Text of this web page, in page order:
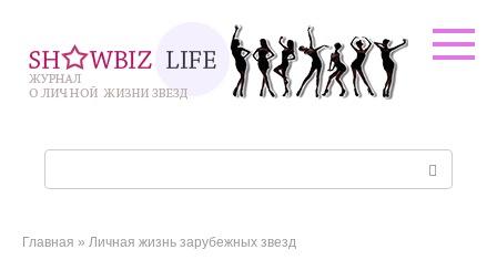
контенту
Главная » Личная жизнь зарубежных звезд